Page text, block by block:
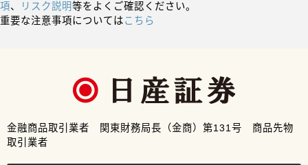
項、 リスク説明等をよくご確認ください。
重要な注意事項についてはこちら
金融商品取引業者 関東財務局長（金商）第131号 商品先物
取引業者